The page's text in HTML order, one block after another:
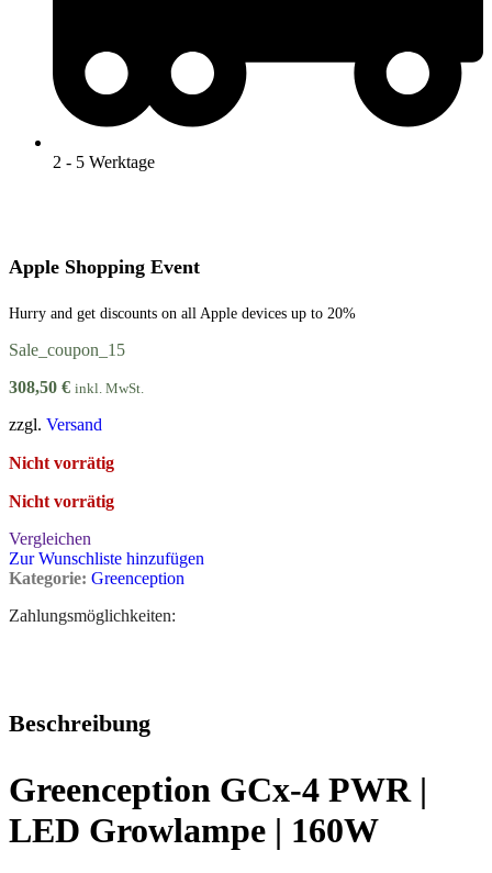
2 - 5 Werktage
Apple Shopping Event
Hurry and get discounts on all Apple devices up to 20%
Sale_coupon_15
308,50 € inkl. MwSt.
zzgl. Versand
Nicht vorrätig
Nicht vorrätig
Vergleichen
Zur Wunschliste hinzufügen
Kategorie: Greenception
Zahlungsmöglichkeiten:
Beschreibung
Greenception GCx-4 PWR |
LED Growlampe | 160W